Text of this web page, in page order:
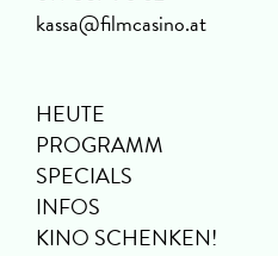
kassa@filmcasino.at
HEUTE
PROGRAMM
SPECIALS
INFOS
KINO SCHENKEN!